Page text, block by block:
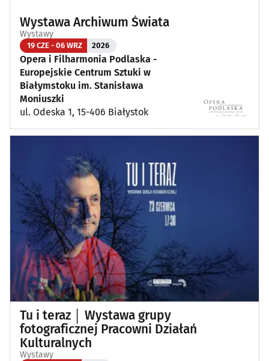
Wystawa Archiwum Świata
Wystawy
19 CZE - 06 WRZ 2026
Opera i Filharmonia Podlaska -
Europejskie Centrum Sztuki w
Białymstoku im. Stanisława
Moniuszki
ul. Odeska 1, 15-406 Białystok
Tu i teraz │ Wystawa grupy
fotograficznej Pracowni Działań
Kulturalnych
Wystawy